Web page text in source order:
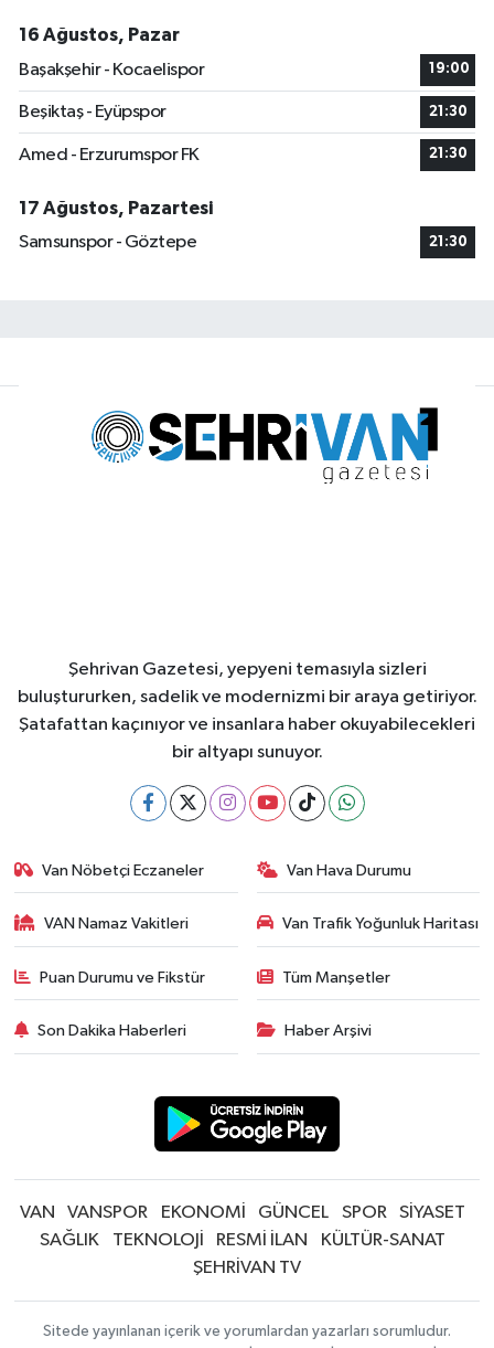
16 Ağustos, Pazar
Başakşehir - Kocaelispor
19:00
Beşiktaş - Eyüpspor 21:30
Amed - Erzurumspor FK 21:30
17 Ağustos, Pazartesi
Samsunspor - Göztepe
21:30
Şehrivan Gazetesi, yepyeni temasıyla sizleri
buluştururken, sadelik ve modernizmi bir araya getiriyor.
Şatafattan kaçınıyor ve insanlara haber okuyabilecekleri
bir altyapı sunuyor.
Van Nöbetçi Eczaneler Van Hava Durumu
VAN Namaz Vakitleri Van Trafik Yoğunluk Haritası
Puan Durumu ve Fikstür Tüm Manşetler
Son Dakika Haberleri Haber Arşivi
VAN VANSPOR EKONOMİ GÜNCEL SPOR
SİYASET
SAĞLIK
TEKNOLOJİ RESMİ İLAN
KÜLTÜR-SANAT
ŞEHRİVAN TV
Sitede yayınlanan içerik ve yorumlardan yazarları sorumludur.